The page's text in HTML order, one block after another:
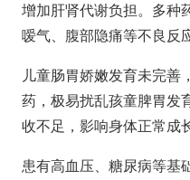
增加肝肾代谢负担。多种
嗳气、腹部隐痛等不良反
儿童肠胃娇嫩发育未完善
药，极易扰乱孩童脾胃发
收不足，影响身体正常成
患有高血压、糖尿病等基